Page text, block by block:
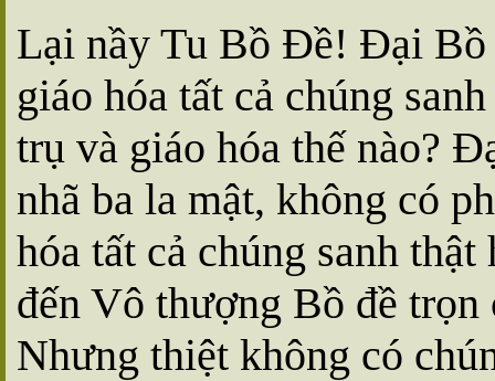
Lại nầy Tu Bồ Ðề! Ðại Bồ
giáo hóa tất cả chúng
trụ và giáo hóa thế nào?
nhã ba la mật, không có
hóa tất cả chúng sanh
đến Vô thượng Bồ đề
Nhưng thiệt không có